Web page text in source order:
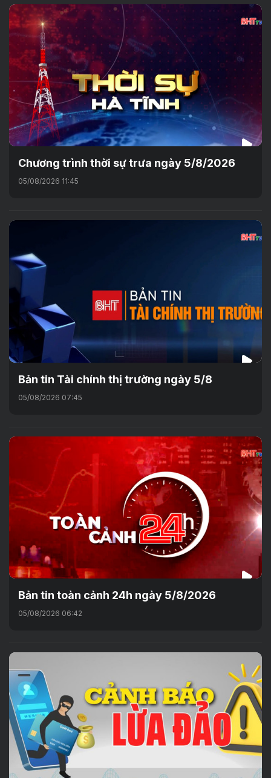
Chương trình thời sự trưa ngày 5/8/2026
05/08/2026 11:45
Bản tin Tài chính thị trường ngày 5/8
05/08/2026 07:45
Bản tin toàn cảnh 24h ngày 5/8/2026
05/08/2026 06:42